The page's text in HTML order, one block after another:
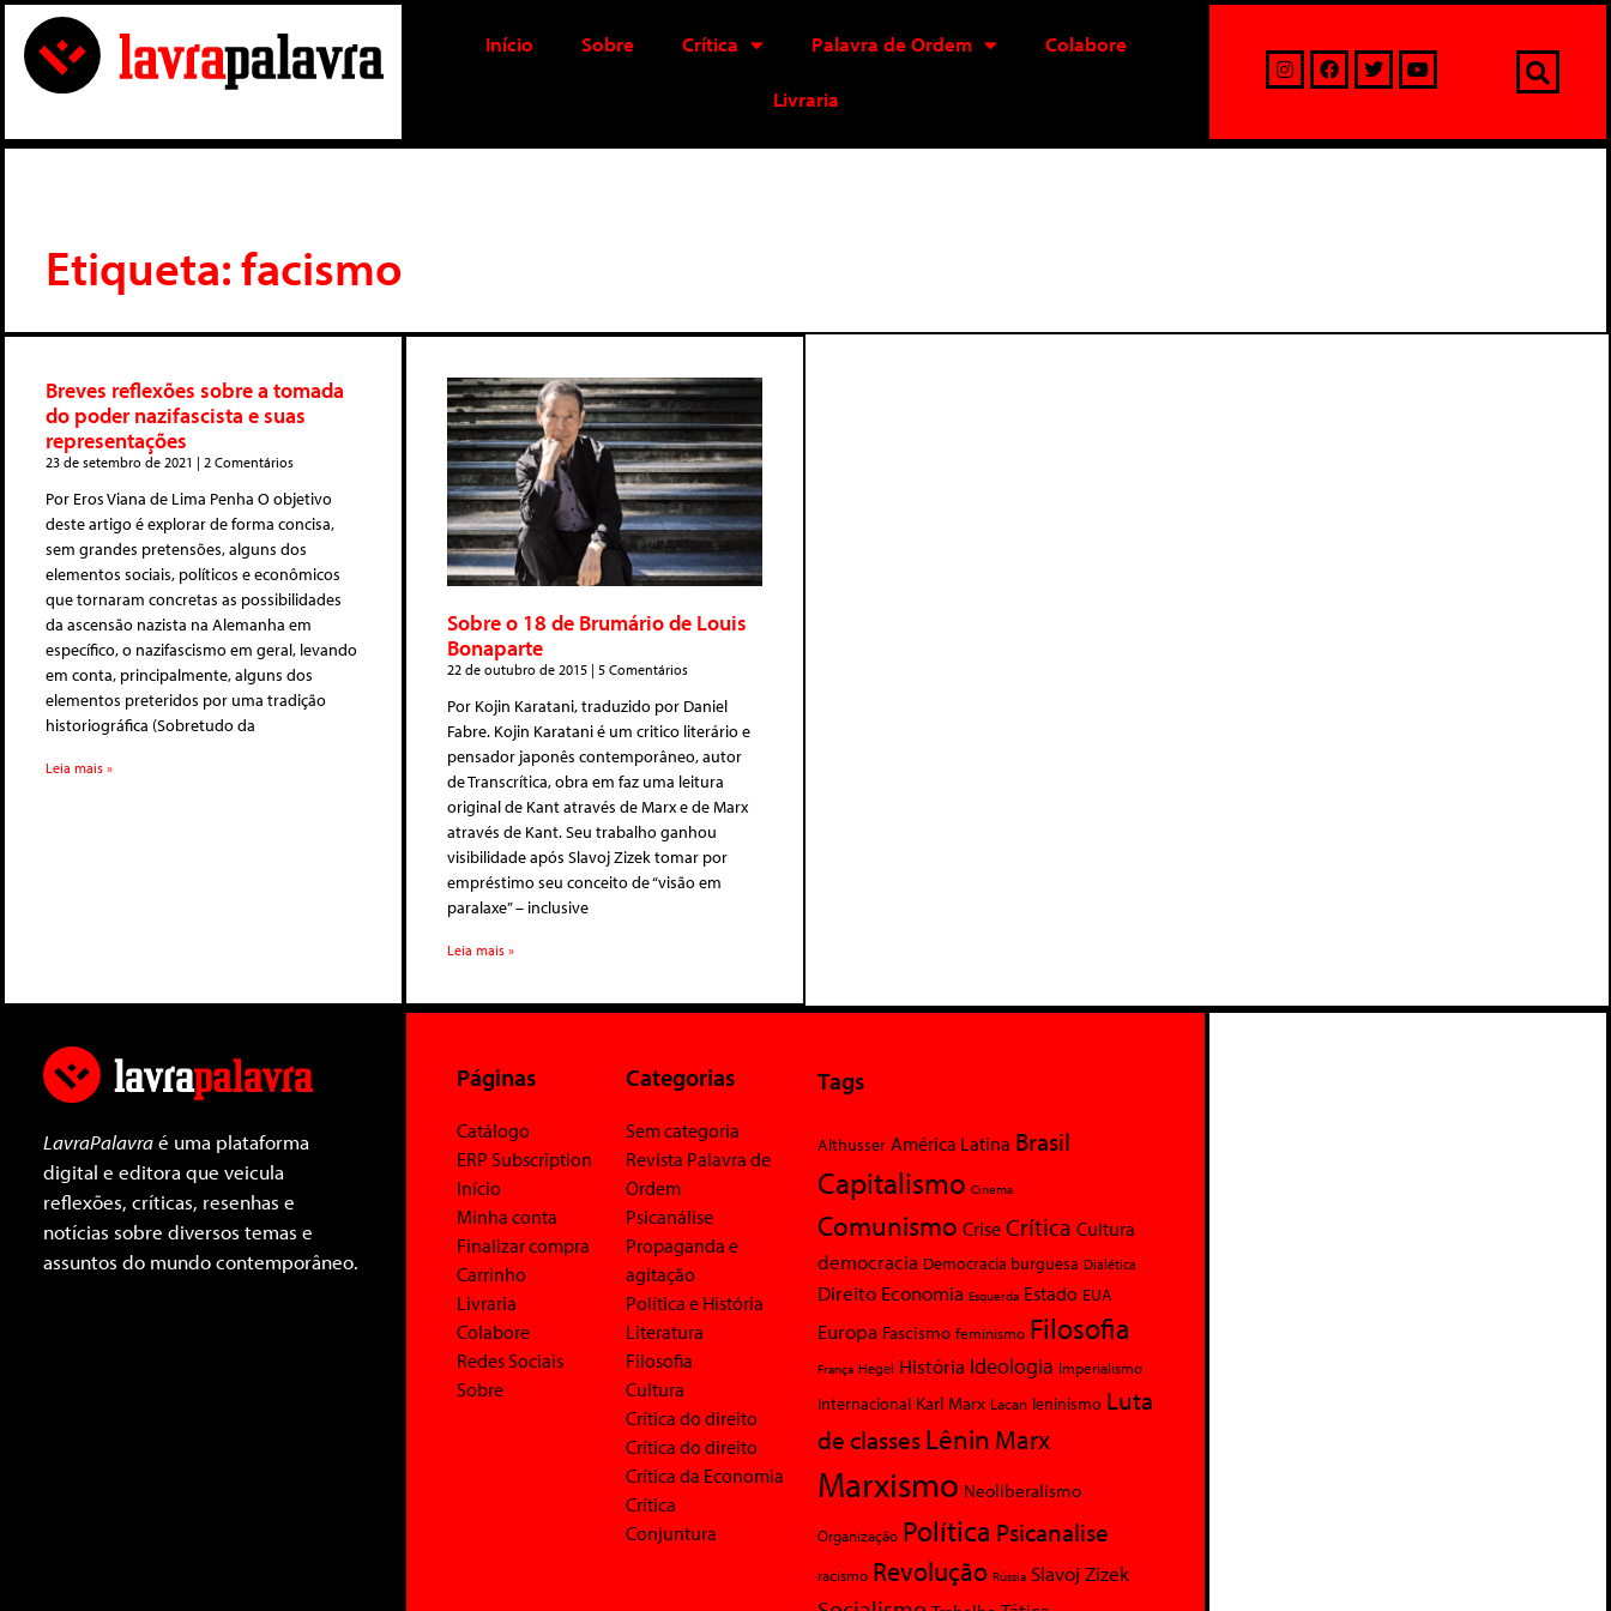
Início Sobre Crítica Palavra de Ordem Colabore
Livraria
Etiqueta: facismo
Breves reflexões sobre a tomada
do poder nazifascista e suas
representações
23 de setembro de 2021 2 Comentários
Por Eros Viana de Lima Penha O objetivo
deste artigo é explorar de forma concisa,
sem grandes pretensões, alguns dos
elementos sociais, políticos e econômicos
que tornaram concretas as possibilidades
da ascensão nazista na Alemanha em
específico, o nazifascismo em geral, levando
em conta, principalmente, alguns dos
elementos preteridos por uma tradição
historiográfica (Sobretudo da
Leia mais »
Sobre o 18 de Brumário de Louis
Bonaparte
22 de outubro de 2015 5 Comentários
Por Kojin Karatani, traduzido por Daniel
Fabre. Kojin Karatani é um critico literário e
pensador japonês contemporâneo, autor
de Transcrítica, obra em faz uma leitura
original de Kant através de Marx e de Marx
através de Kant. Seu trabalho ganhou
visibilidade após Slavoj Zizek tomar por
empréstimo seu conceito de “visão em
paralaxe” – inclusive
Leia mais »
LavraPalavraé uma plataforma
digital e editora que veicula
reflexões, críticas, resenhas e
notícias sobre diversos temas e
assuntos do mundo contemporâneo.
Páginas
Catálogo
ERP Subscription
Início
Minha conta
Finalizar compra
Carrinho
Livraria
Colabore
Redes Sociais
Sobre
Categorias
Sem categoria
Revista Palavra de
Ordem
Psicanálise
Propaganda e
agitação
Política e História
Literatura
Filosofia
Cultura
Crítica do direito
Crítica do direito
Crítica da Economia
Crítica
Conjuntura
Tags
Althusser América Latina Brasil
Capitalismo Cinema
Comunismo Crise Crítica Cultura
democracia Democracia burguesa Dialética
Direito Economia Esquerda Estado EUA
Europa Fascismo feminismo Filosofia
França Hegel História Ideologia Imperialismo
Internacional Karl Marx Lacan leninismo Luta
de classesLênin Marx
Marxismo Neoliberalismo
Organização Política Psicanalise
racismo Revolução Rússia Slavoj Zizek